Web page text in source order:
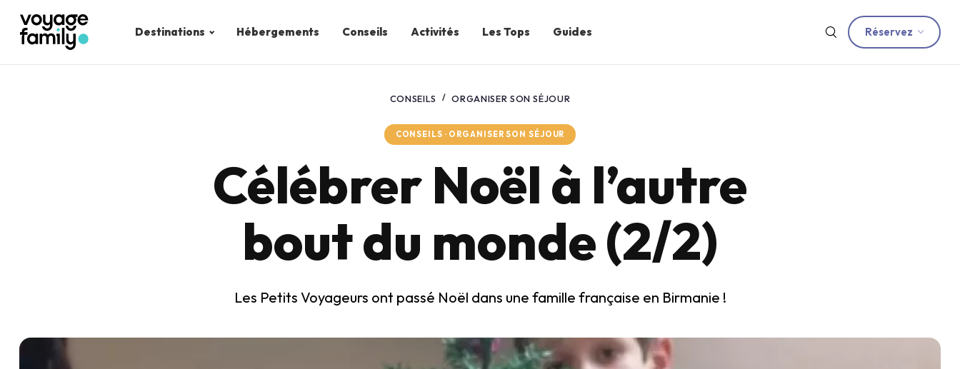
Destinations Hébergements Conseils Activités Les Tops Guides Réservez
CONSEILS ORGANISER SON SÉJOUR
CONSEILS · ORGANISER SON SÉJOUR
Célébrer Noël à l’autre
bout du monde (2/2)
Les Petits Voyageurs ont passé Noël dans une famille française en Birmanie !